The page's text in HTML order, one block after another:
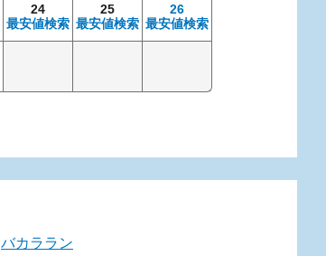
24
最安値検索
25
最安値検索
26
最安値検索
バカララン